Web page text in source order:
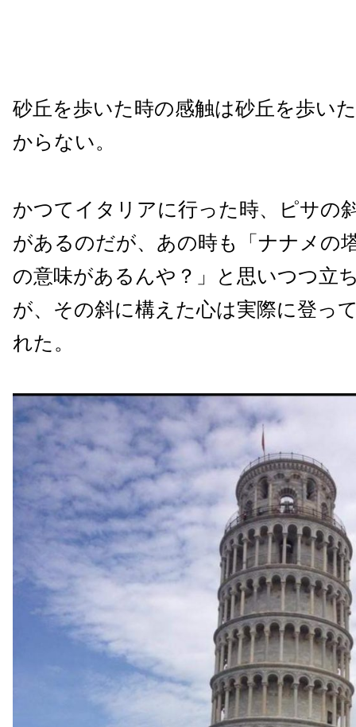
砂丘を歩いた時の感触は砂丘を歩い
からない。
かつてイタリアに行った時、ピサの
があるのだが、あの時も「ナナメの
の意味があるんや？」と思いつつ立
が、その斜に構えた心は実際に登っ
れた。